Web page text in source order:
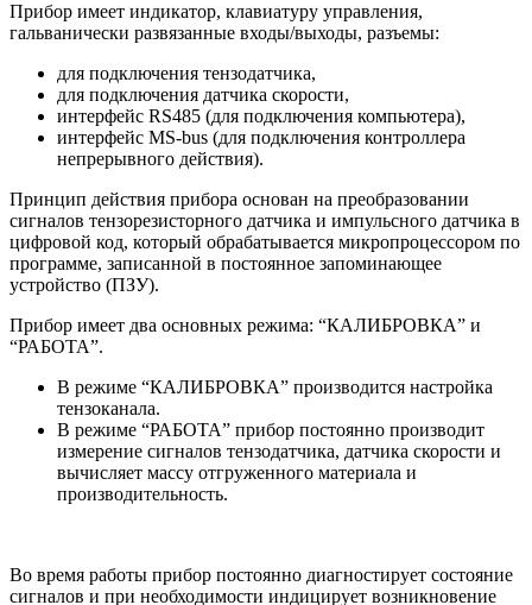
Прибор имеет индикатор, клавиатуру управления,
гальванически развязанные входы/выходы, разъемы:
для подключения тензодатчика,
для подключения датчика скорости,
интерфейс RS485 (для подключения компьютера),
интерфейс MS-bus (для подключения контроллера
непрерывного действия).
Принцип действия прибора основан на преобразовании
сигналов тензорезисторного датчика и импульсного датчика в
цифровой код, который обрабатывается микропроцессором по
программе, записанной в постоянное запоминающее
устройство (ПЗУ).
Прибор имеет два основных режима: “КАЛИБРОВКА” и
“РАБОТА”.
В режиме “КАЛИБРОВКА” производится настройка
тензоканала.
В режиме “РАБОТА” прибор постоянно производит
измерение сигналов тензодатчика, датчика скорости и
вычисляет массу отгруженного материала и
производительность.
Во время работы прибор постоянно диагностирует состояние
сигналов и при необходимости индицирует возникновение